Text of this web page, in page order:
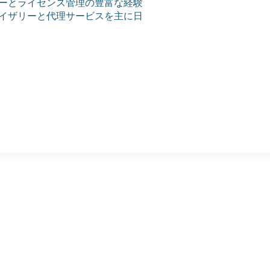
ザリーと代理サービスを主に日